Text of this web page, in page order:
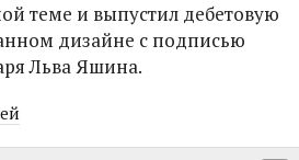
теме и выпустил дебетовую
дизайне с подписью
Льва Яшина.